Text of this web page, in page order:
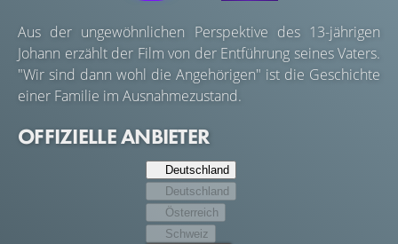
Aus der ungewöhnlichen Perspektive des 13-jährigen
Johann erzählt der Film von der Entführung seines Vaters.
"Wir sind dann wohl die Angehörigen" ist die Geschichte
einer Familie im Ausnahmezustand.
OFFIZIELLE ANBIETER
Deutschland
Deutschland
Österreich
Schweiz